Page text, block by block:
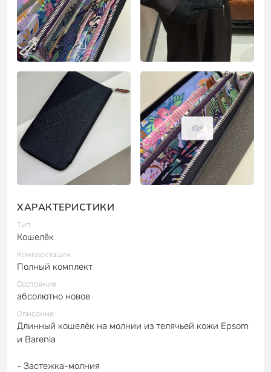
9
ХАРАКТЕРИСТИКИ
Тип
Кошелёк
Комплектация
Полный комплект
Состояние
абсолютно новое
Описание
Длинный кошелёк на молнии из телячьей кожи Epsom
и Barenia
- Застежка-молния